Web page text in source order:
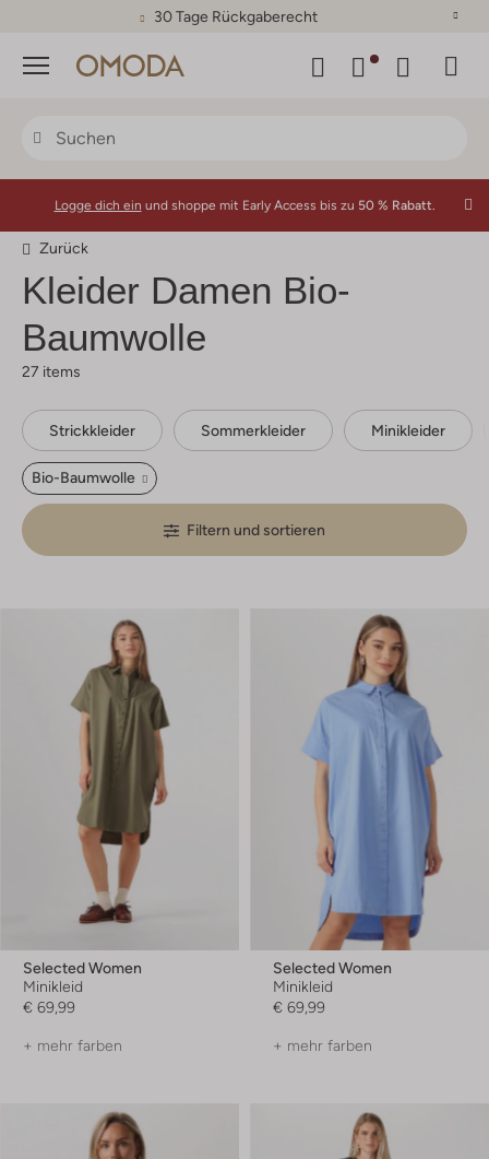
30 Tage Rückgaberecht
Menü
Logge dich ein und shoppe mit Early Access bis zu 50 % Rabatt.
Zurück
Kleider Damen Bio-
Baumwolle
27 items
Strickkleider Sommerkleider Minikleider
Bio-Baumwolle
Filtern und sortieren
Selected Women
Minikleid
€ 69,99
+ mehr farben
Selected Women
Minikleid
€ 69,99
+ mehr farben